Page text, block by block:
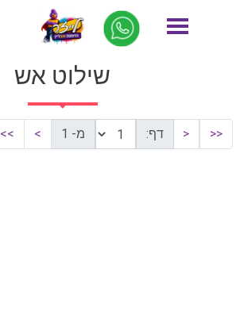
דף הבית שילוט אש
שילוט אש
<<
< דף: מ- 1 >
>>